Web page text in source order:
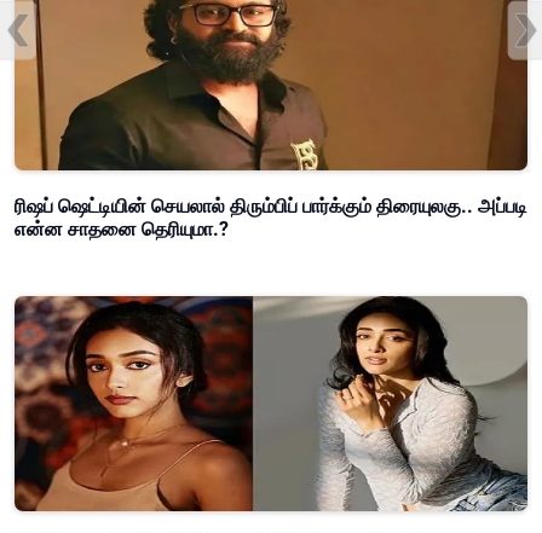
ரிஷப் ஷெட்டியின் செயலால் திரும்பிப் பார்க்கும் திரையுலகு.. அப்படி
என்ன சாதனை தெரியுமா.?